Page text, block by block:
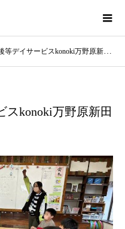
サービスkonoki万野原新田 じゃんけんバスケット
スkonoki万野原新田